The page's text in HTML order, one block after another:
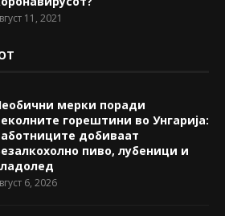
11, 2021
мерки поради
горештини во Унгарија:
добиваат
пиво, лубеници и
6, 2026